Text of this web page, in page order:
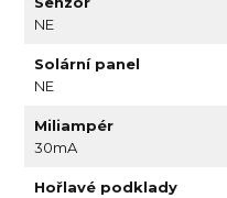
NE
Solární panel
NE
Miliampér
30mA
Hořlavé podklady